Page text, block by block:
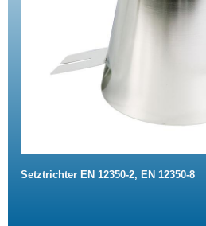
Setztrichter EN 12350-2, EN 12350-8